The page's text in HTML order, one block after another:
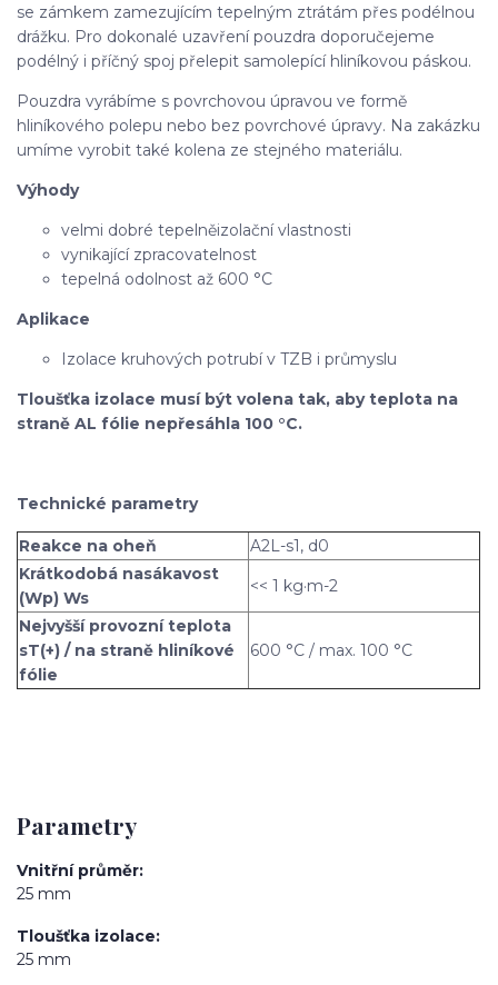
se zámkem zamezujícím tepelným ztrátám přes podélnou
drážku. Pro dokonalé uzavření pouzdra doporučejeme
podélný i příčný spoj přelepit samolepící hliníkovou páskou.
Pouzdra vyrábíme s povrchovou úpravou ve formě
hliníkového polepu nebo bez povrchové úpravy. Na zakázku
umíme vyrobit také kolena ze stejného materiálu.
Výhody
velmi dobré tepelněizolační vlastnosti
vynikající zpracovatelnost
tepelná odolnost až 600 °C
Aplikace
Izolace kruhových potrubí v TZB i průmyslu
Tloušťka izolace musí být volena tak, aby teplota na
straně AL fólie nepřesáhla 100 °C.
Technické parametry
Reakce na oheň
A2L-s1, d0
Krátkodobá nasákavost
(Wp) Ws
<< 1 kg·m-2
Nejvyšší provozní teplota
sT(+) / na straně hliníkové
fólie
600 °C / max. 100 °C
Parametry
Vnitřní průměr
25 mm
Tloušťka izolace
25 mm